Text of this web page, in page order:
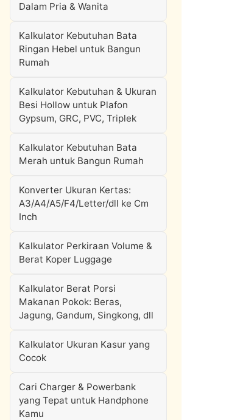
Dalam Pria & Wanita
Kalkulator Kebutuhan Bata
Ringan Hebel untuk Bangun
Rumah
Kalkulator Kebutuhan & Ukuran
Besi Hollow untuk Plafon
Gypsum, GRC, PVC, Triplek
Kalkulator Kebutuhan Bata
Merah untuk Bangun Rumah
Konverter Ukuran Kertas:
A3/A4/A5/F4/Letter/dll ke Cm
Inch
Kalkulator Perkiraan Volume &
Berat Koper Luggage
Kalkulator Berat Porsi
Makanan Pokok: Beras,
Jagung, Gandum, Singkong, dll
Kalkulator Ukuran Kasur yang
Cocok
Cari Charger & Powerbank
yang Tepat untuk Handphone
Kamu